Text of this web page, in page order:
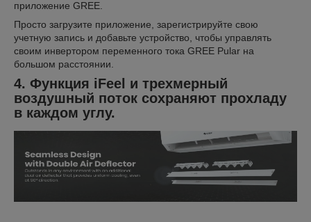
приложение GREE.
Просто загрузите приложение, зарегистрируйте свою
учетную запись и добавьте устройство, чтобы управлять
своим инвертором переменного тока GREE Pular на
большом расстоянии.
4. Функция iFeel и трехмерный
воздушный поток сохраняют прохладу
в каждом углу.